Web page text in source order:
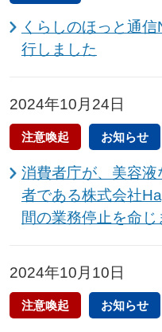
くらしのほっと通
行しました
2024年10月24日
注意喚起 お知らせ
消費者庁が、美容
者である株式会社
間の業務停止を命じ
2024年10月10日
注意喚起 お知らせ